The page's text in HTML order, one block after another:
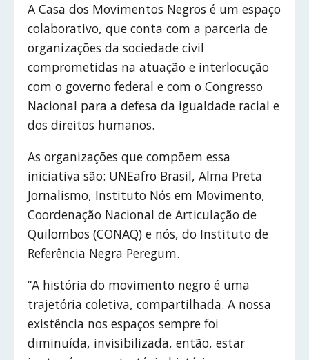
A Casa dos Movimentos Negros é um espaço
colaborativo, que conta com a parceria de
organizações da sociedade civil
comprometidas na atuação e interlocução
com o governo federal e com o Congresso
Nacional para a defesa da igualdade racial e
dos direitos humanos.
As organizações que compõem essa
iniciativa são: UNEafro Brasil, Alma Preta
Jornalismo, Instituto Nós em Movimento,
Coordenação Nacional de Articulação de
Quilombos (CONAQ) e nós, do Instituto de
Referência Negra Peregum.
“A história do movimento negro é uma
trajetória coletiva, compartilhada. A nossa
existência nos espaços sempre foi
diminuída, invisibilizada, então, estar